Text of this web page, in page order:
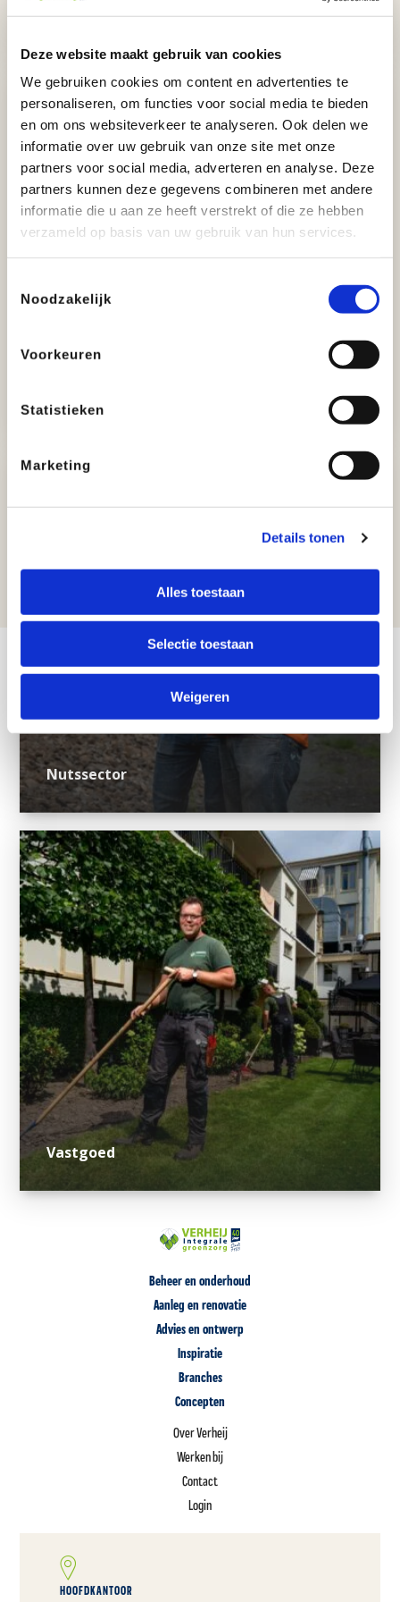
Deze website maakt gebruik van cookies
We gebruiken cookies om content en advertenties te
personaliseren, om functies voor social media te bieden
en om ons websiteverkeer te analyseren. Ook delen we
informatie over uw gebruik van onze site met onze
partners voor social media, adverteren en analyse. Deze
partners kunnen deze gegevens combineren met andere
informatie die u aan ze heeft verstrekt of die ze hebben
verzameld op basis van uw gebruik van hun services.
Noodzakelijk
Voorkeuren
Statistieken
Marketing
Details tonen
Alles toestaan
Selectie toestaan
Weigeren
Onderwijs
Nutssector
Vastgoed
Beheer en onderhoud
Aanleg en renovatie
Advies en ontwerp
Inspiratie
Branches
Concepten
Over Verheij
Werken bij
Contact
Login
HOOFDKANTOOR